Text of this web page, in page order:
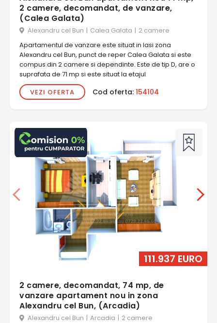
2 camere, decomandat, de vanzare,
(Calea Galata)
Alexandru cel Bun | Calea Galata | 2 camere
Apartamentul de vanzare este situat in Iasi zona
Alexandru cel Bun, punct de reper Calea Galata si este
compus din 2 camere si dependinte. Este de tip D, are o
suprafata de 71 mp si este situat la etajul
VEZI OFERTA
Cod oferta: 154104
111.937 EURO
2 camere, decomandat, 74 mp, de
vanzare apartament nou in zona
Alexandru cel Bun, (Arcadia)
Alexandru cel Bun | Arcadia | 2 camere